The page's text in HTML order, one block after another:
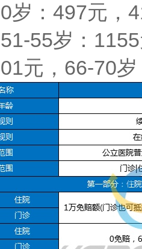
岁：497元，
55岁：
元，66-70